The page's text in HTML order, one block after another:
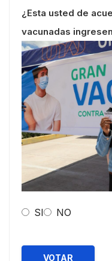
¿Esta usted de
vacunadas
SI NO
VOTAR